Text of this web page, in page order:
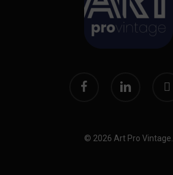
facebook
© 2026 Art Pro Vintage.